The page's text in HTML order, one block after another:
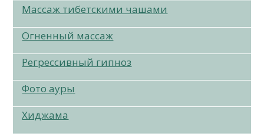
Массаж тибетскими чашами
Огненный массаж
Регрессивный гипноз
Фото ауры
Хиджама